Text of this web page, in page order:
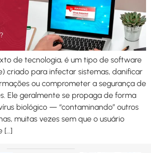
de tecnologia, é um tipo de software
criado para infectar sistemas, danificar
ou comprometer a segurança de
Ele geralmente se propaga de forma
biológico — “contaminando” outros
muitas vezes sem que o usuário
[…]